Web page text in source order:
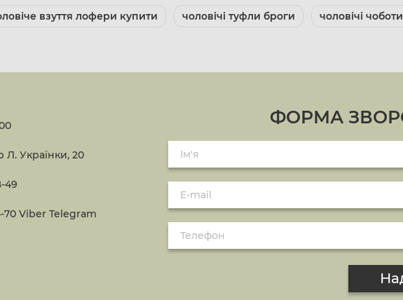
взуття лофери купити чоловічі туфли броги чоловічі
Л. Українки, 20
49
70 Viber Telegram
ФОРМА